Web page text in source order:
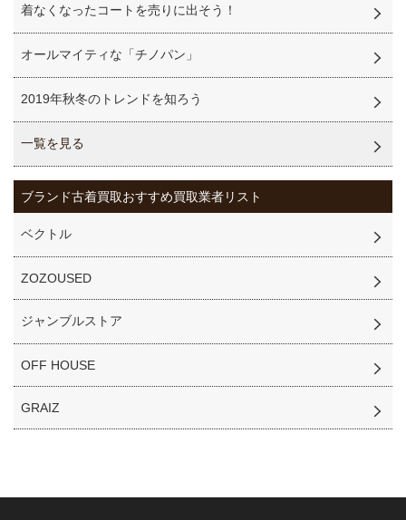
着なくなったコートを売りに出そう！
オールマイティな「チノパン」
2019年秋冬のトレンドを知ろう
一覧を見る
ブランド古着買取おすすめ買取業者リスト
ベクトル
ZOZOUSED
ジャンブルストア
OFF HOUSE
GRAIZ